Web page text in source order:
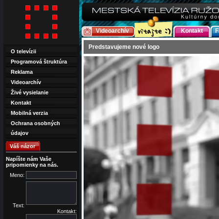
Videoarchív Kontakt
Predstavujeme nové logo
O televízii
Programová štruktúra
Reklama
Videoarchív
Živé vysielanie
Kontakt
Mobilná verzia
Ochrana osobných
údajov
Váš názor
Napíšte nám Vaše
pripomienky na nás.
Meno:
Text:
Kontakt: